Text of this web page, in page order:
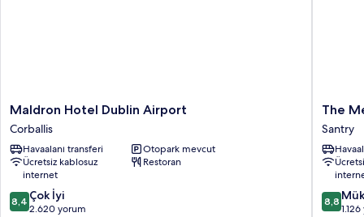
Maldron
Hotel
Dublin
Airport
Corballis
Maldron Hotel Dublin Airport
Corballis
Havaalanı transferi
Otopark mevcut
Ücretsiz kablosuz
internet
Restoran
10
üzerinden
8,4 Çok İyi
2.620 yorum
The
Metro
Hotel
Dublin
Airport
Santry
The
Santry
10
8,8